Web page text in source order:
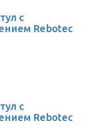
с
Rebotec
с
Rebotec